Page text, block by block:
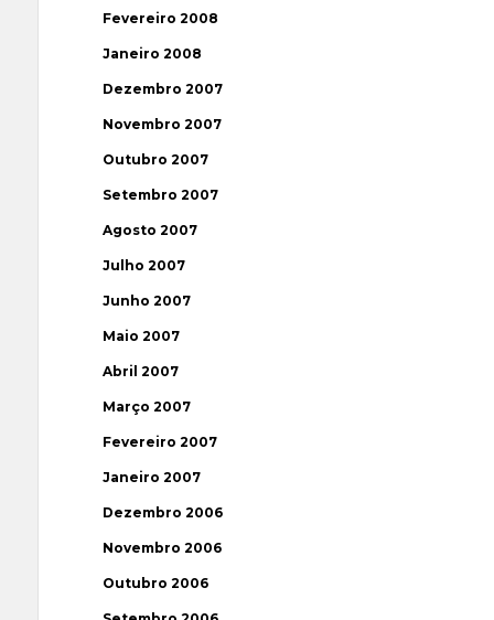
Fevereiro 2008
Janeiro 2008
Dezembro 2007
Novembro 2007
Outubro 2007
Setembro 2007
Agosto 2007
Julho 2007
Junho 2007
Maio 2007
Abril 2007
Março 2007
Fevereiro 2007
Janeiro 2007
Dezembro 2006
Novembro 2006
Outubro 2006